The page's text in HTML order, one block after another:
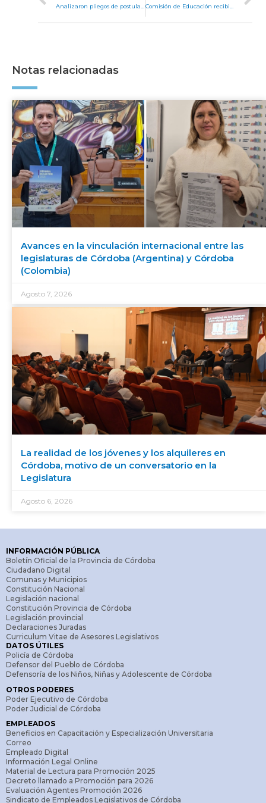
Analizaron pliegos de postulantes a vocales de Cámara en lo Criminal y Correccional Comisión de Educación recibió a propietarios de cantinas escolares
Notas relacionadas
Avances en la vinculación internacional entre las
legislaturas de Córdoba (Argentina) y Córdoba
(Colombia)
Agosto 7, 2026
La realidad de los jóvenes y los alquileres en
Córdoba, motivo de un conversatorio en la
Legislatura
Agosto 6, 2026
INFORMACIÓN PÚBLICA
Boletín Oficial de la Provincia de Córdoba
Ciudadano Digital
Comunas y Municipios
Constitución Nacional
Legislación nacional
Constitución Provincia de Córdoba
Legislación provincial
Declaraciones Juradas
Curriculum Vitae de Asesores Legislativos
DATOS ÚTILES
Policía de Córdoba
Defensor del Pueblo de Córdoba
Defensoría de los Niños, Niñas y Adolescente de Córdoba
OTROS PODERES
Poder Ejecutivo de Córdoba
Poder Judicial de Córdoba
EMPLEADOS
Beneficios en Capacitación y Especialización Universitaria
Correo
Empleado Digital
Información Legal Online
Material de Lectura para Promoción 2025
Decreto llamado a Promoción para 2026
Evaluación Agentes Promoción 2026
Sindicato de Empleados Legislativos de Córdoba